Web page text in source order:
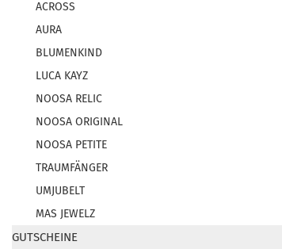
ACROSS
AURA
BLUMENKIND
LUCA KAYZ
NOOSA RELIC
NOOSA ORIGINAL
NOOSA PETITE
TRAUMFÄNGER
UMJUBELT
MAS JEWELZ
GUTSCHEINE